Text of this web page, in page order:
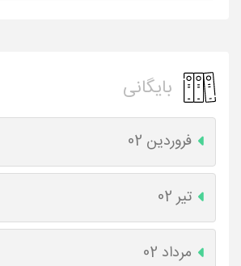
بایگانی
فروردین 02
تیر 02
مرداد 02